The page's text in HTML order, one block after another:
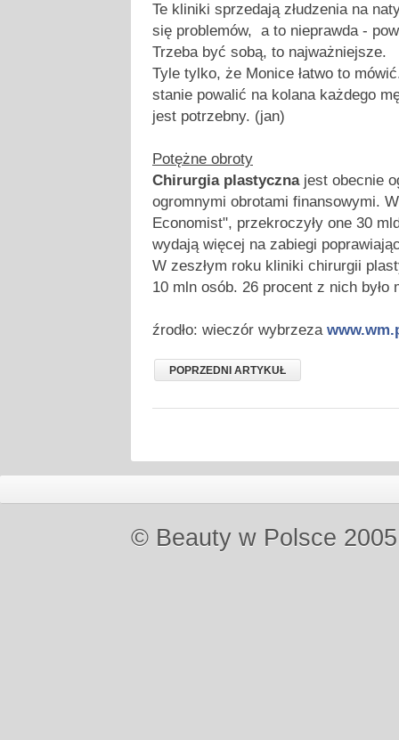
Te kliniki sprzedają złudzenia na
się problemów, a to nieprawda -
Trzeba być sobą, to najważniejsze.
Tyle tylko, że Monice łatwo to
stanie powalić na kolana każdego
jest potrzebny. (jan)
Potężne obroty
Chirurgia plastycznajest obecnie
ogromnymi obrotami finansowymi.
Economist", przekroczyły one 30
wydają więcej na zabiegi
W zeszłym roku kliniki chirurgii
10 mln osób. 26 procent z nich było
źrodło: wieczór wybrzeza
POPRZEDNI ARTYKUŁ
© Beauty w Polsce